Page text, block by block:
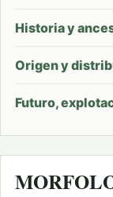
Historia y
Origen y
Futuro,